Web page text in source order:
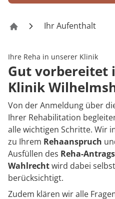
Klinik Wilhelmshaven
Ihr Aufenthalt
Ihre Reha in unserer Klinik
Gut vorbereitet
Klinik
Von der Anmeldung über
Ihrer Rehabilitation
alle wichtigen Schritte. Wir
zu Ihrem Rehaanspruch
Ausfüllen des Reha-Antrags
Wahlrechtwird dabei
berücksichtigt.
Zudem klären wir alle